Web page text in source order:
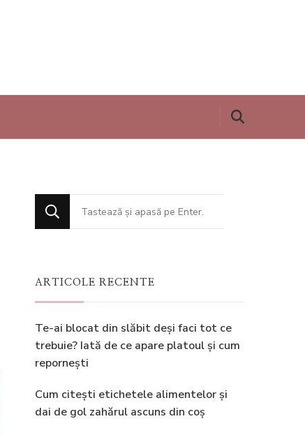
Cauți
ceva?
ARTICOLE RECENTE
Te-ai blocat din slăbit deși faci tot ce
trebuie? Iată de ce apare platoul și cum
repornești
Cum citești etichetele alimentelor și
dai de gol zahărul ascuns din coș